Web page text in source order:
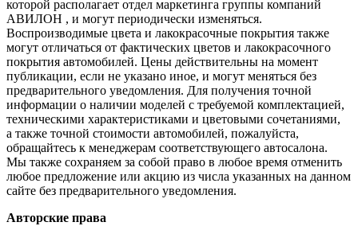
которой располагает отдел маркетинга группы компаний
АВИЛОН , и могут периодически изменяться.
Воспроизводимые цвета и лакокрасочные покрытия также
могут отличаться от фактических цветов и лакокрасочного
покрытия автомобилей. Цены действительны на момент
публикации, если не указано иное, и могут меняться без
предварительного уведомления. Для получения точной
информации о наличии моделей с требуемой комплектацией,
техническими характеристиками и цветовыми сочетаниями,
а также точной стоимости автомобилей, пожалуйста,
обращайтесь к менеджерам соответствующего автосалона.
Мы также сохраняем за собой право в любое время отменить
любое предложение или акцию из числа указанных на данном
сайте без предварительного уведомления.
Авторские права